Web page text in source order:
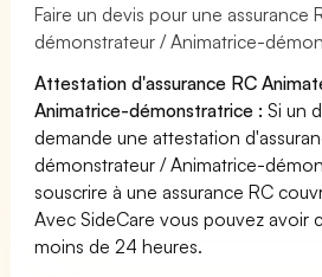
Faire un devis pour une assurance
démonstrateur / Animatrice-
Attestation d'assurance RC
Animatrice-démonstratrice : Si un
demande une attestation
démonstrateur / Animatrice-
souscrire à une assurance RC
Avec SideCare vous pouvez avoir
moins de 24 heures.